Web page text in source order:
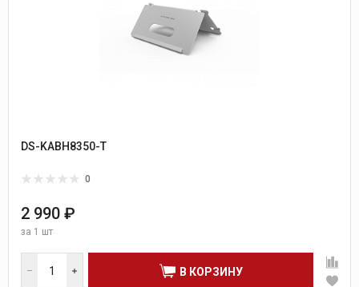
DS-KABH8350-T
0
2 990 ₽
за 1 шт
В КОРЗИНУ